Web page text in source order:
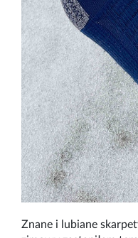
Znane i lubiane